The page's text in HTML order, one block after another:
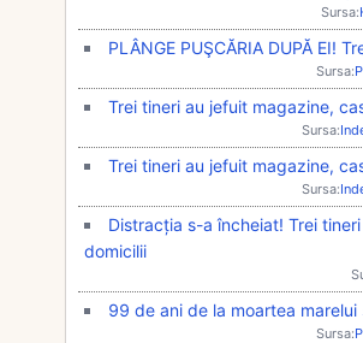
Sursa:
PLÂNGE PUŞCĂRIA DUPĂ EI!
Sursa:
Trei tineri au jefuit magazine,
Sursa:
Trei tineri au jefuit magazine,
Sursa:
Distracția s-a încheiat! Trei
domicilii
99 de ani de la moartea
Sursa: